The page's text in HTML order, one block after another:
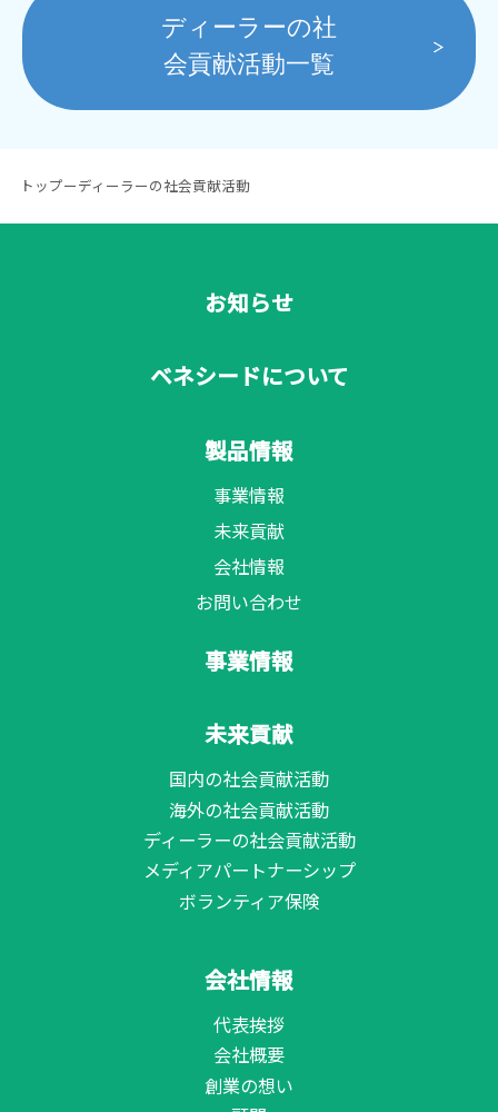
ディーラーの社
会貢献活動一覧
トップーディーラーの社会貢献活動
お知らせ
ベネシードについて
製品情報
事業情報
未来貢献
会社情報
お問い合わせ
事業情報
未来貢献
国内の社会貢献活動
海外の社会貢献活動
ディーラーの社会貢献活動
メディアパートナーシップ
ボランティア保険
会社情報
代表挨拶
会社概要
創業の想い